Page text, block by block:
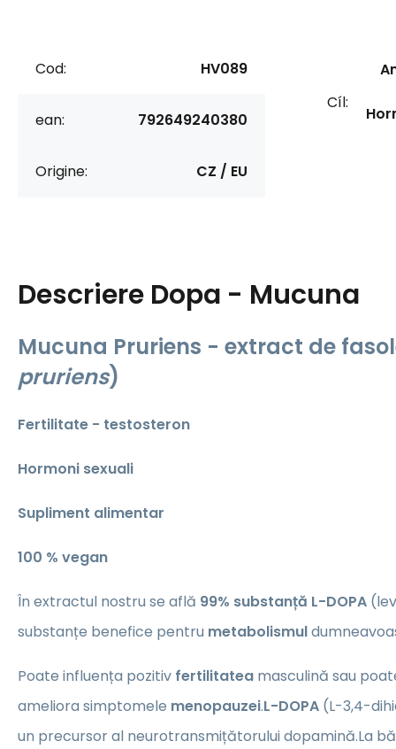
Cod: HV089
ean: 792649240380
Origine: CZ / EU
Cíl:
Descriere Dopa - Mucuna
Mucuna Pruriens - extract de
pruriens)
Fertilitate - testosteron
Hormoni sexuali
Supliment alimentar
100 % vegan
În extractul nostru se află 99% substanță L-DOPA
substanțe benefice pentru metabolismul
Poate influența pozitiv fertilitatea masculină sau
ameliora simptomele menopauzei.L-DOPA (L-3,4-
un precursor al neurotransmițătorului dopamină.La